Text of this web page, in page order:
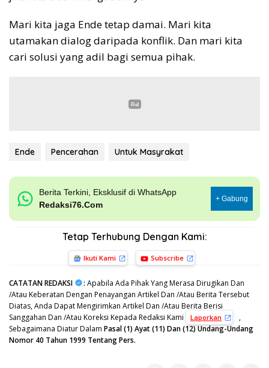
Mari kita jaga Ende tetap damai. Mari kita
utamakan dialog daripada konflik. Dan mari kita
cari solusi yang adil bagi semua pihak.
Ende Pencerahan Untuk Masyrakat
Berita Terkini, Eksklusif di WhatsApp
Redaksi76.Com
+ Gabung
Tetap Terhubung Dengan Kami:
Ikuti Kami Subscribe
CATATAN REDAKSI : Apabila Ada Pihak Yang Merasa Dirugikan Dan
/Atau Keberatan Dengan Penayangan Artikel Dan /Atau Berita Tersebut
Diatas, Anda Dapat Mengirimkan Artikel Dan /Atau Berita Berisi
Sanggahan Dan /Atau Koreksi Kepada Redaksi Kami
Laporkan
,
Sebagaimana Diatur Dalam Pasal (1) Ayat (11) Dan (12) Undang-Undang
Nomor 40 Tahun 1999 Tentang Pers.